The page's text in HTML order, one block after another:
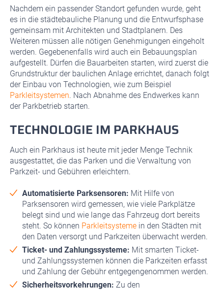
Nachdem ein passender Standort gefunden wurde, geht
es in die städtebauliche Planung und die Entwurfsphase
gemeinsam mit Architekten und Stadtplanern. Des
Weiteren müssen alle nötigen Genehmigungen eingeholt
werden. Gegebenenfalls wird auch ein Bebauungsplan
aufgestellt. Dürfen die Bauarbeiten starten, wird zuerst die
Grundstruktur der baulichen Anlage errichtet, danach folgt
der Einbau von Technologien, wie zum Beispiel
Parkleitsystemen. Nach Abnahme des Endwerkes kann
der Parkbetrieb starten.
TECHNOLOGIE IM PARKHAUS
Auch ein Parkhaus ist heute mit jeder Menge Technik
ausgestattet, die das Parken und die Verwaltung von
Parkzeit- und Gebühren erleichtern.
Automatisierte Parksensoren: Mit Hilfe von
Parksensoren wird gemessen, wie viele Parkplätze
belegt sind und wie lange das Fahrzeug dort bereits
steht. So können Parkleitsysteme in den Städten mit
den Daten versorgt und Parkzeiten überwacht werden.
Ticket- und Zahlungssysteme: Mit smarten Ticket-
und Zahlungssystemen können die Parkzeiten erfasst
und Zahlung der Gebühr entgegengenommen werden.
Sicherheitsvorkehrungen: Zu den